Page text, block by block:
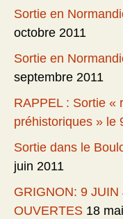
Sortie en
octobre 2011
Sortie en
septembre 2011
RAPPEL : Sortie «
préhistoriques » le
Sortie dans le
juin 2011
GRIGNON: 9
OUVERTES 18